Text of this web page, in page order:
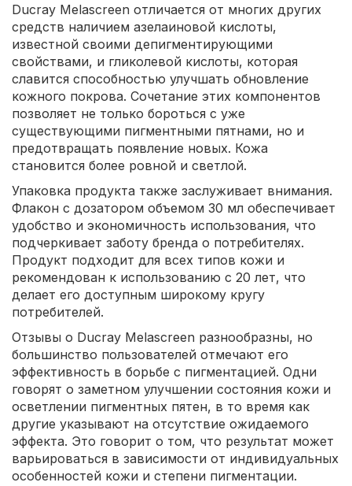
Ducray Melascreen отличается от многих других
средств наличием азелаиновой кислоты,
известной своими депигментирующими
свойствами, и гликолевой кислоты, которая
славится способностью улучшать обновление
кожного покрова. Сочетание этих компонентов
позволяет не только бороться с уже
существующими пигментными пятнами, но и
предотвращать появление новых. Кожа
становится более ровной и светлой.
Упаковка продукта также заслуживает внимания.
Флакон с дозатором объемом 30 мл обеспечивает
удобство и экономичность использования, что
подчеркивает заботу бренда о потребителях.
Продукт подходит для всех типов кожи и
рекомендован к использованию с 20 лет, что
делает его доступным широкому кругу
потребителей.
Отзывы о Ducray Melascreen разнообразны, но
большинство пользователей отмечают его
эффективность в борьбе с пигментацией. Одни
говорят о заметном улучшении состояния кожи и
осветлении пигментных пятен, в то время как
другие указывают на отсутствие ожидаемого
эффекта. Это говорит о том, что результат может
варьироваться в зависимости от индивидуальных
особенностей кожи и степени пигментации.